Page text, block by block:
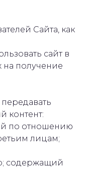
Сайта, как
сайт в
на получение
передавать
контент:
по отношению
лицам;
содержащий